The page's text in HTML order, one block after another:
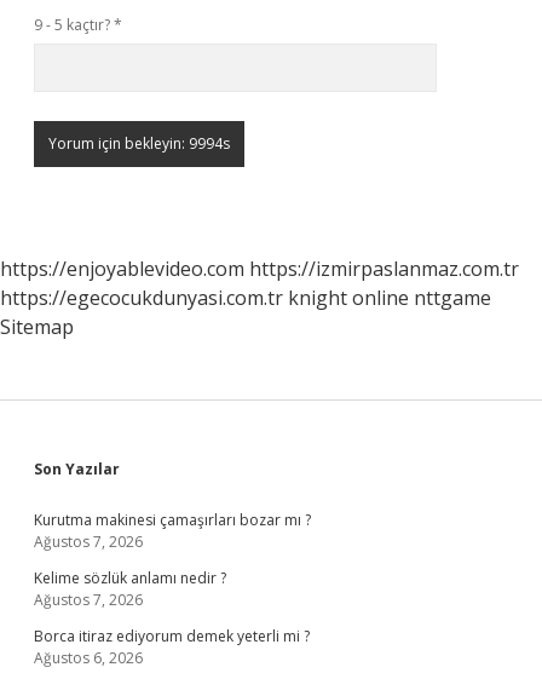
9 - 5 kaçtır?*
https://enjoyablevideo.com https://izmirpaslanmaz.com.tr
https://egecocukdunyasi.com.tr knight online nttgame
Sitemap
Sidebar
Son Yazılar
Kurutma makinesi çamaşırları bozar mı ?
Ağustos 7, 2026
Kelime sözlük anlamı nedir ?
Ağustos 7, 2026
Borca itiraz ediyorum demek yeterli mi ?
Ağustos 6, 2026